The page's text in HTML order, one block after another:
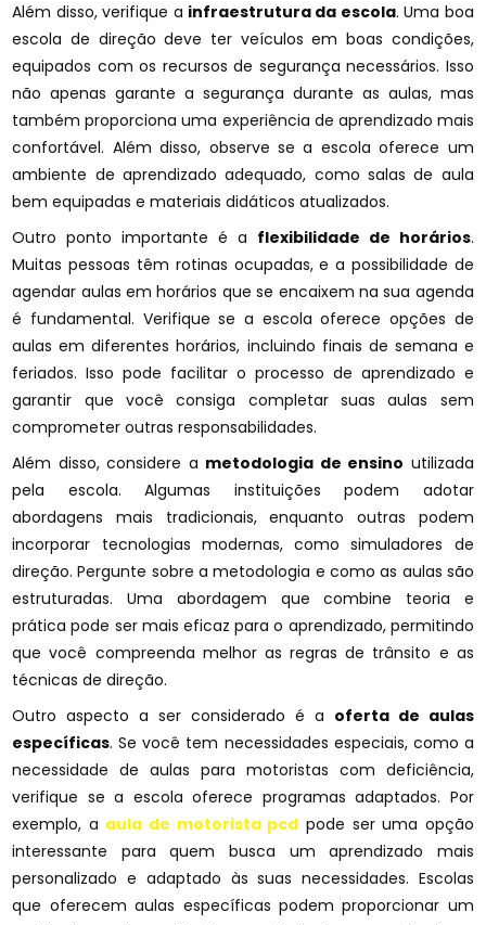
Além disso, verifique a infraestrutura da escola. Uma boa
escola de direção deve ter veículos em boas condições,
equipados com os recursos de segurança necessários. Isso
não apenas garante a segurança durante as aulas, mas
também proporciona uma experiência de aprendizado mais
confortável. Além disso, observe se a escola oferece um
ambiente de aprendizado adequado, como salas de aula
bem equipadas e materiais didáticos atualizados.
Outro ponto importante é a flexibilidade de horários.
Muitas pessoas têm rotinas ocupadas, e a possibilidade de
agendar aulas em horários que se encaixem na sua agenda
é fundamental. Verifique se a escola oferece opções de
aulas em diferentes horários, incluindo finais de semana e
feriados. Isso pode facilitar o processo de aprendizado e
garantir que você consiga completar suas aulas sem
comprometer outras responsabilidades.
Além disso, considere a metodologia de ensino utilizada
pela escola. Algumas instituições podem adotar
abordagens mais tradicionais, enquanto outras podem
incorporar tecnologias modernas, como simuladores de
direção. Pergunte sobre a metodologia e como as aulas são
estruturadas. Uma abordagem que combine teoria e
prática pode ser mais eficaz para o aprendizado, permitindo
que você compreenda melhor as regras de trânsito e as
técnicas de direção.
Outro aspecto a ser considerado é a oferta de aulas
específicas. Se você tem necessidades especiais, como a
necessidade de aulas para motoristas com deficiência,
verifique se a escola oferece programas adaptados. Por
exemplo, a aula de motorista pcd pode ser uma opção
interessante para quem busca um aprendizado mais
personalizado e adaptado às suas necessidades. Escolas
que oferecem aulas específicas podem proporcionar um